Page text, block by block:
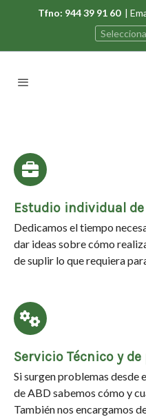
Tfno: 944 39 91 60|
Estudio individual
Dedicamos el tiempo
dar ideas sobre cómo
de suplir lo que requiera
Servicio Técnico y
Si surgen problemas desde
de ABD sabemos cómo y
También nos encargamos